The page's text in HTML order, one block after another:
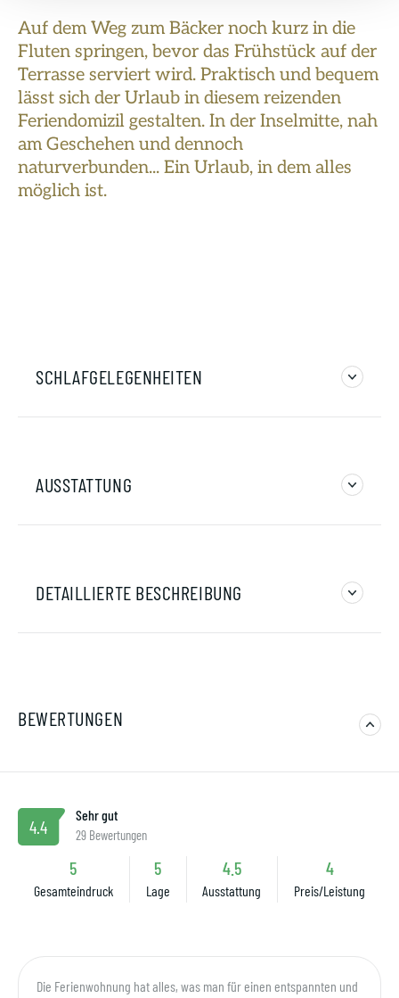
Auf dem Weg zum Bäcker noch kurz in die
Fluten springen, bevor das Frühstück auf der
Terrasse serviert wird. Praktisch und bequem
lässt sich der Urlaub in diesem reizenden
Feriendomizil gestalten. In der Inselmitte, nah
am Geschehen und dennoch
naturverbunden... Ein Urlaub, in dem alles
möglich ist.
SCHLAFGELEGENHEITEN
AUSSTATTUNG
DETAILLIERTE BESCHREIBUNG
BEWERTUNGEN
4.4
Sehr gut
29 Bewertungen
5
Gesamteindruck
5
Lage
4.5
Ausstattung
4
Preis/Leistung
Die Ferienwohnung hat alles, was man für einen entspannten und